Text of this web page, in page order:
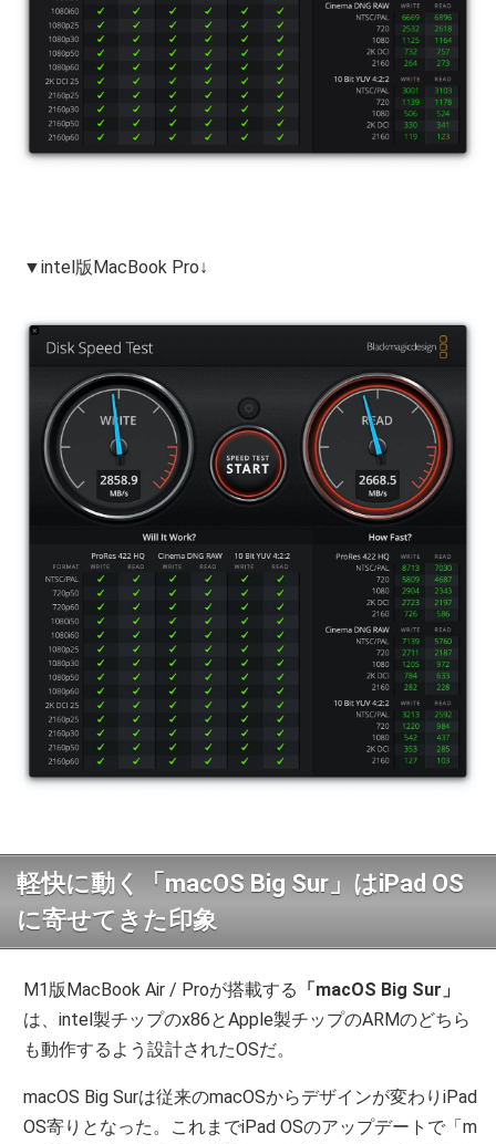
▼intel版MacBook Pro↓
軽快に動く「macOS Big Sur」はiPad OS
に寄せてきた印象
M1版MacBook Air / Proが搭載する 「macOS Big Sur」
は、intel製チップのx86とApple製チップのARMのどちら
も動作するよう設計されたOSだ。
macOS Big Surは従来のmacOSからデザインが変わりiPad
OS寄りとなった。これまでiPad OSのアップデートで「m